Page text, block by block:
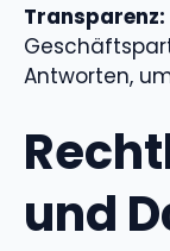
Transparenz:
Antworten,
und